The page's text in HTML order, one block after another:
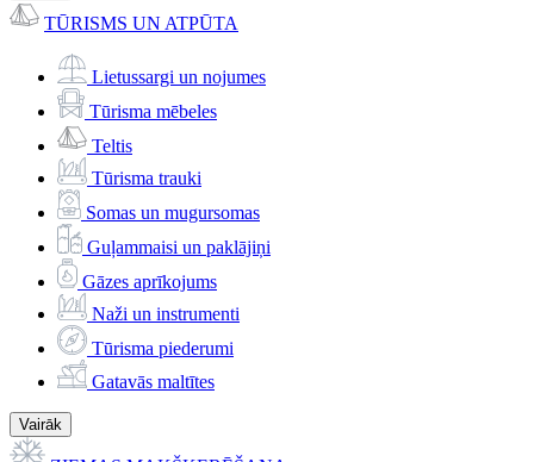
TŪRISMS UN ATPŪTA
Lietussargi un nojumes
Tūrisma mēbeles
Teltis
Tūrisma trauki
Somas un mugursomas
Guļammaisi un paklājiņi
Gāzes aprīkojums
Naži un instrumenti
Tūrisma piederumi
Gatavās maltītes
Vairāk